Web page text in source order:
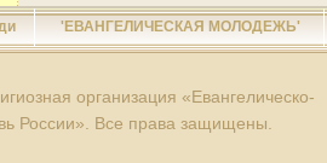
'ЕВАНГЕЛИЧЕСКАЯ МОЛОДЕЖЬ'
организация «Евангелическо-
России». Все права защищены.